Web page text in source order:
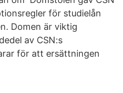
för studielån
Domen är viktig
av CSN:s
för att ersättningen